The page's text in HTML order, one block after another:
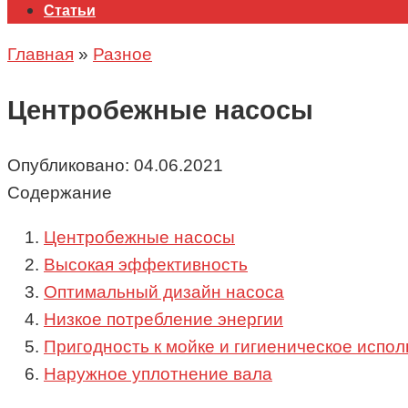
Статьи
Главная » Разное
Центробежные насосы
Опубликовано: 04.06.2021
Содержание
Центробежные насосы
Высокая эффективность
Оптимальный дизайн насоса
Низкое потребление энергии
Пригодность к мойке и гигиеническое
Наружное уплотнение вала